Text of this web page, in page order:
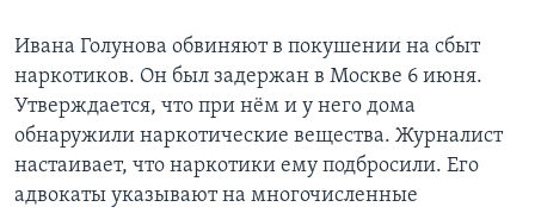
Ивана Голунова обвиняют в покушении на сбыт
наркотиков. Он был задержан в Москве 6 июня.
Утверждается, что при нём и у него дома
обнаружили наркотические вещества. Журналист
настаивает, что наркотики ему подбросили. Его
адвокаты указывают на многочисленные